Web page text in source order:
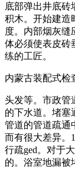
底部弹出井底砖
积木。开始建造
度。内部烟灰缝
体必须使表皮砖
练的工匠。
内蒙古装配式检
头发等。市政管
的下水道。堵塞
管道的管道疏通
而有很大差异。
行疏ged。对于
的。浴室地漏被